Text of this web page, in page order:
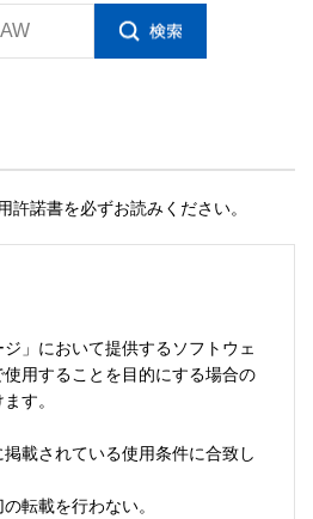
許諾書を必ずお読みください。
ジ」において提供するソフトウェ
用することを目的にする場合の
す。
掲載されている使用条件に合致し
転載を行わない。